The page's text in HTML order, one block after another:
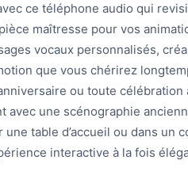
ce téléphone audio qui
maîtresse pour vos
vocaux personnalisés,
que vous chérirez
ou toute célébration
avec une scénographie
table d’accueil ou dans un
interactive à la fois